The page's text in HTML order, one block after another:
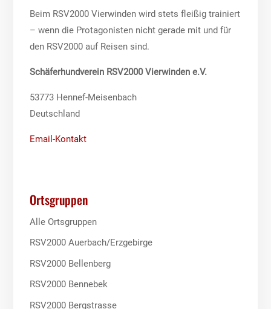
Beim RSV2000 Vierwinden wird stets fleißig trainiert
– wenn die Protagonisten nicht gerade mit und für
den RSV2000 auf Reisen sind.
Schäferhundverein RSV2000 Vierwinden e.V.
53773 Hennef-Meisenbach
Deutschland
Email-Kontakt
Ortsgruppen
Alle Ortsgruppen
RSV2000 Auerbach/Erzgebirge
RSV2000 Bellenberg
RSV2000 Bennebek
RSV2000 Bergstrasse